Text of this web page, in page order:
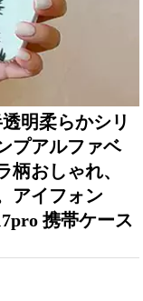
明柔らかシリ
プアルファベ
柄おしゃれ、
アイフォン
携帯ケース